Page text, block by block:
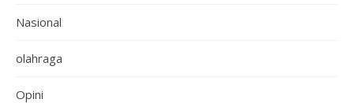
Nasional
olahraga
Opini